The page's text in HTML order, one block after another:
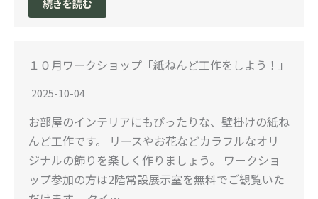
続きを読む
１０月ワークショップ「紙ねんど工作をしよう！」
2025-10-04
お部屋のインテリアにもぴったりな、壁掛けの紙ね
んど工作です。 リースやお花などカラフルなオリ
ジナルの飾りを楽しく作りましょう。 ワークショ
ップ参加の方は2階常設展示室を無料でご観覧いた